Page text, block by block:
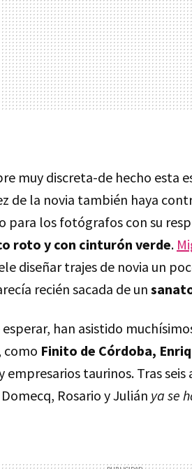
muy discreta-de hecho esta
de la novia también haya
para los fotógrafos con su
roto y con cinturón verde.
diseñar trajes de novia un
recién sacada de un
han asistido
como Finito de Córdoba,
empresarios taurinos. Tras
Rosario y Julián ya se